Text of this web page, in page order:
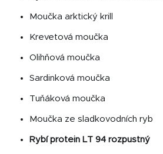
Moučka arktický krill
Krevetová moučka
Olihňová moučka
Sardinková moučka
Tuňáková moučka
Moučka ze sladkovodních ryb
Rybí protein LT 94 rozpustný